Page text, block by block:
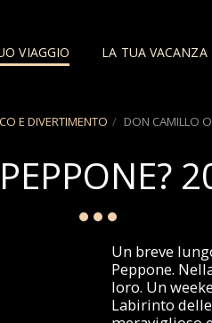
VIAGGIO LA TUA VACANZA
E DIVERTIMENTO DON CAMILLO
Un breve
Peppone.
loro. Un
Labirinto